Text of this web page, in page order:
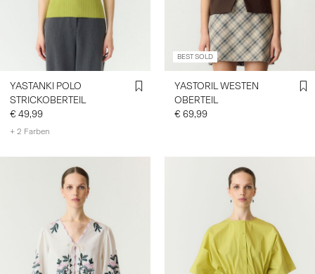
YASTANKI POLO
STRICKOBERTEIL
€ 49,99
+ 2 Farben
BEST SOLD
YASTORIL WESTEN
OBERTEIL
€ 69,99